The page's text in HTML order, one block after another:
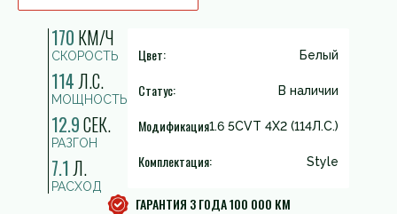
170 КМ/Ч
СКОРОСТЬ
114 Л.С.
МОЩНОСТЬ
12.9СЕК.
РАЗГОН
7.1 Л.
РАСХОД
Цвет: Белый
Статус: В наличии
Модификация1.6 5CVT 4X2 (114Л.С.)
Комплектация: Style
ГАРАНТИЯ 3 ГОДА 100 000 КМ